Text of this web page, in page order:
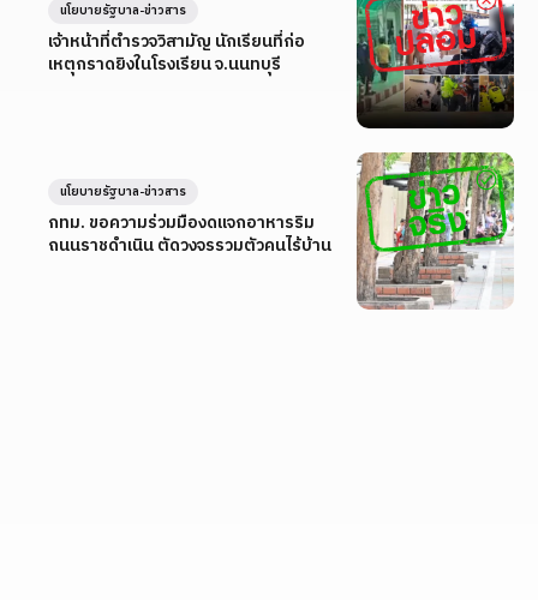
เจ้าหน้าที่ตำรวจวิสามัญ นักเรียนที่ก่อ
เหตุกราดยิงในโรงเรียน จ.นนทบุรี
นโยบายรัฐบาล-ข่าวสาร
กทม. ขอความร่วมมืองดแจกอาหารริม
ถนนราชดำเนิน ตัดวงจรรวมตัวคนไร้บ้าน
นโยบายรัฐบาล-ข่าวสาร